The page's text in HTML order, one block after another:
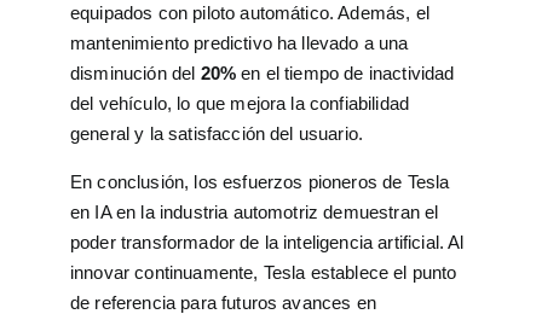
equipados con piloto automático. Además, el
mantenimiento predictivo ha llevado a una
disminución del 20% en el tiempo de inactividad
del vehículo, lo que mejora la confiabilidad
general y la satisfacción del usuario.
En conclusión, los esfuerzos pioneros de Tesla
en IA en la industria automotriz demuestran el
poder transformador de la inteligencia artificial. Al
innovar continuamente, Tesla establece el punto
de referencia para futuros avances en